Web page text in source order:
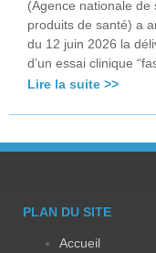
(Agence nationale
produits de santé) a
du 12 juin 2026 la
d’un essai clinique
Lire la suite >>
PLAN DU SITE
Accueil